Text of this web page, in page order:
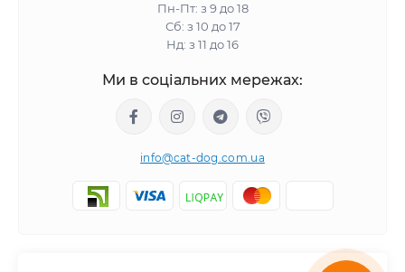
Пн-Пт: з 9 до 18
Сб: з 10 до 17
Нд: з 11 до 16
Ми в соціальних мережах:
info@cat-dog.com.ua